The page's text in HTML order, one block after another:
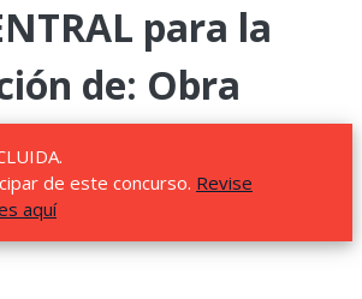
para la
de: Obra
de este concurso. Revise
aquí